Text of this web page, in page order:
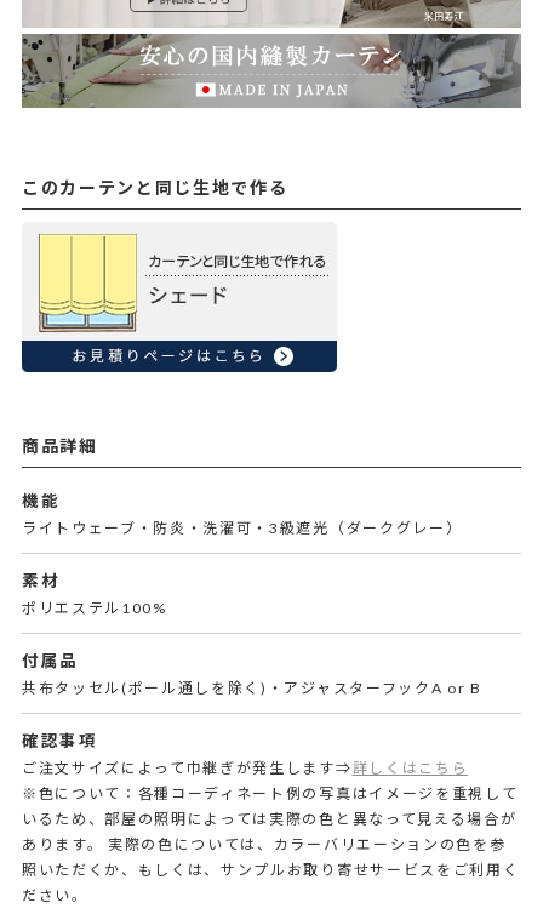
このカーテンと同じ生地で作る
商品詳細
機能
ライトウェーブ・防炎・洗濯可・3級遮光（ダークグレー）
素材
ポリエステル100%
付属品
共布タッセル(ポール通しを除く)・アジャスターフックA or B
確認事項
ご注文サイズによって巾継ぎが発生します⇒詳しくはこちら
※色について：各種コーディネート例の写真はイメージを重視して
いるため、部屋の照明によっては実際の色と異なって見える場合が
あります。 実際の色については、カラーバリエーションの色を参
照いただくか、もしくは、サンプルお取り寄せサービスをご利用く
ださい。